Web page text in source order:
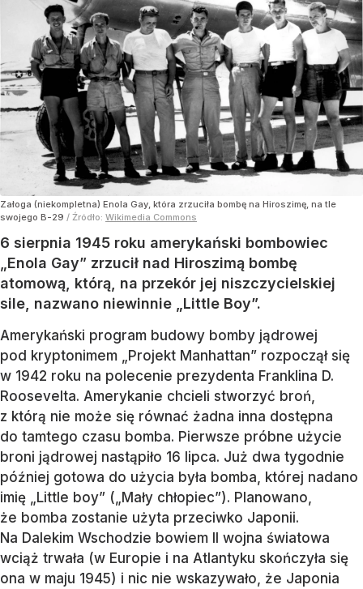
Załoga (niekompletna) Enola Gay, która zrzuciła bombę na Hiroszimę, na tle
swojego B-29 / Źródło: Wikimedia Commons
6 sierpnia 1945 roku amerykański bombowiec
„Enola Gay” zrzucił nad Hiroszimą bombę
atomową, którą, na przekór jej niszczycielskiej
sile, nazwano niewinnie „Little Boy”.
Amerykański program budowy bomby jądrowej
pod kryptonimem „Projekt Manhattan” rozpoczął się
w 1942 roku na polecenie prezydenta Franklina D.
Roosevelta. Amerykanie chcieli stworzyć broń,
z którą nie może się równać żadna inna dostępna
do tamtego czasu bomba. Pierwsze próbne użycie
broni jądrowej nastąpiło 16 lipca. Już dwa tygodnie
później gotowa do użycia była bomba, której nadano
imię „Little boy” („Mały chłopiec”). Planowano,
że bomba zostanie użyta przeciwko Japonii.
Na Dalekim Wschodzie bowiem II wojna światowa
wciąż trwała (w Europie i na Atlantyku skończyła się
ona w maju 1945) i nic nie wskazywało, że Japonia